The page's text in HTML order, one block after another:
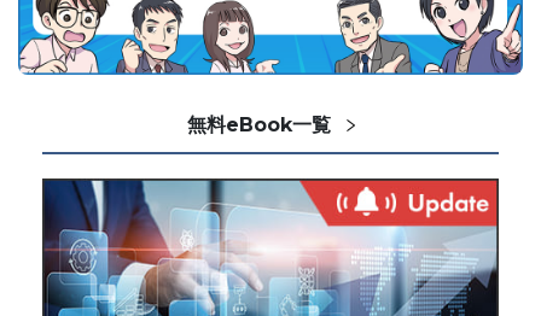
無料eBook一覧